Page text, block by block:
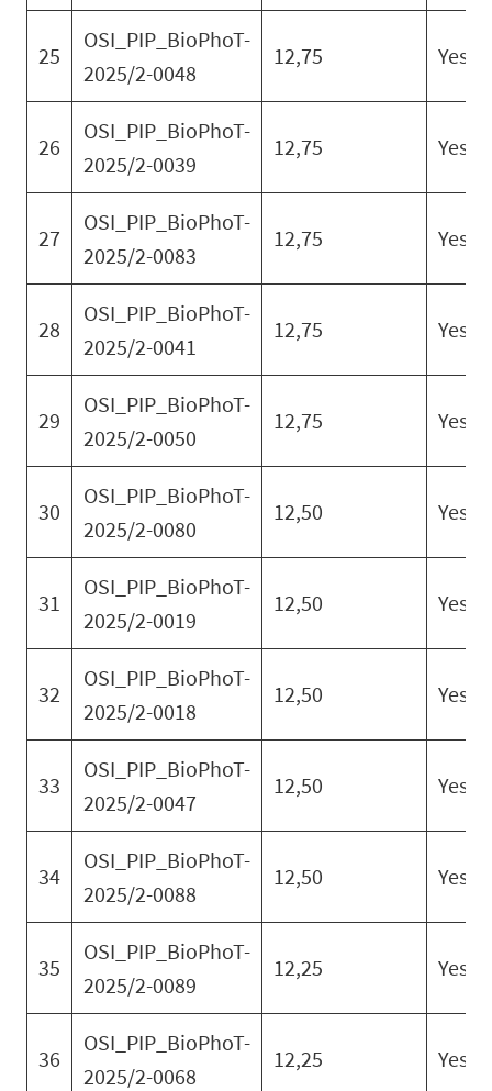
25
OSI_PIP_BioPhoT-
2025/2-0048
12,75 Yes
26
OSI_PIP_BioPhoT-
2025/2-0039
12,75 Yes
27
OSI_PIP_BioPhoT-
2025/2-0083
12,75 Yes
28
OSI_PIP_BioPhoT-
2025/2-0041
12,75 Yes
29
OSI_PIP_BioPhoT-
2025/2-0050
12,75 Yes
30
OSI_PIP_BioPhoT-
2025/2-0080
12,50 Yes
31
OSI_PIP_BioPhoT-
2025/2-0019
12,50 Yes
32
OSI_PIP_BioPhoT-
2025/2-0018
12,50 Yes
33
OSI_PIP_BioPhoT-
2025/2-0047
12,50 Yes
34
OSI_PIP_BioPhoT-
2025/2-0088
12,50 Yes
35
OSI_PIP_BioPhoT-
2025/2-0089
12,25 Yes
36
OSI_PIP_BioPhoT-
2025/2-0068
12,25 Yes